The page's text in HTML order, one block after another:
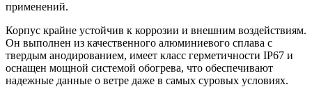
применений.
Корпус крайне устойчив к коррозии и внешним воздействиям.
Он выполнен из качественного алюминиевого сплава с
твердым анодированием, имеет класс герметичности IP67 и
оснащен мощной системой обогрева, что обеспечивают
надежные данные о ветре даже в самых суровых условиях.